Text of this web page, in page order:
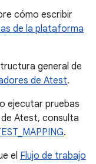
cómo escribir
de la plataforma
general de
de Atest.
ejecutar pruebas
Atest, consulta
.
el Flujo de trabajo